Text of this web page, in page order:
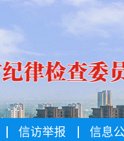
信访举报 信息